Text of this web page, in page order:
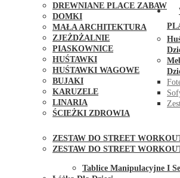
DREWNIANE PLACE ZABAW
DOMKI
MAŁA ARCHITEKTURA
ZJEŻDŻALNIE
PIASKOWNICE
HUŚTAWKI
HUŚTAWKI WAGOWE
BUJAKI
KARUZELE
LINARIA
ŚCIEŻKI ZDROWIA
ZESTAW DO STREET
ZESTAW DO STREET
Tablice Manipulacyjne I